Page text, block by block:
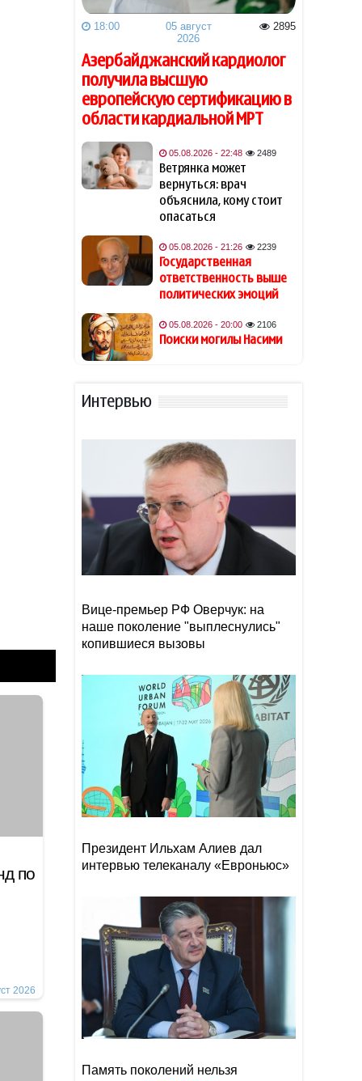
по
2026
20:20
Радостная новость для
пассажиров бакинского
метро
20:00 Поиски могилы Насими
2.7 млн манатов будет
потрачено на закупку
медицинского кислорода
для больниц Азербайджана
В одном из торговых
несчастный случай
19:48
Хейли Бибер показала
фигуру в эффектном микро-
бикини с металлическим
блеском
спасению Земли после
гибели Солнца
Минимум 89 человек
погибли из-за наводнений в
индийском штате Ассам
19:28
Азербайджанские
тхэквондисты завоевали 22
медали на турнире Batumi
Open
18:00
05 август
2026
2895
Азербайджанский кардиолог
получила высшую
европейскую сертификацию в
области кардиальной МРТ
05.08.2026 - 22:48 2489
Ветрянка может
вернуться: врач
объяснила, кому стоит
опасаться
05.08.2026 - 21:26 2239
Государственная
ответственность выше
политических эмоций
05.08.2026 - 20:00 2106
Поиски могилы Насими
Интервью
Вице-премьер РФ Оверчук: на
наше поколение "выплеснулись"
копившиеся вызовы
Президент Ильхам Алиев дал
интервью телеканалу «Евроньюс»
Память поколений нельзя